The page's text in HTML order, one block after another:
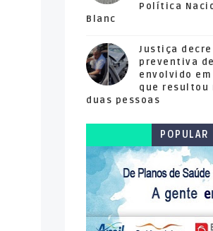
Política
Blanc
Justiça
preventiva
envolvido
que resultou
duas pessoas
POPULAR